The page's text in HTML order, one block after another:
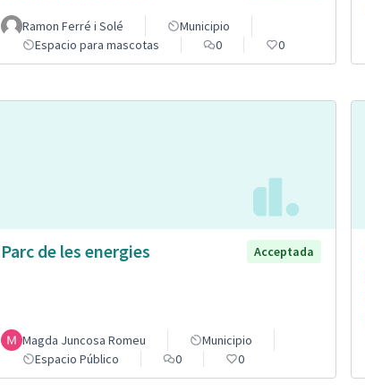
Ramon Ferré i Solé
Municipio
Espacio para mascotas
0 0
Parc de les energies Acceptada
Magda Juncosa Romeu
Municipio
Espacio Público
0 0